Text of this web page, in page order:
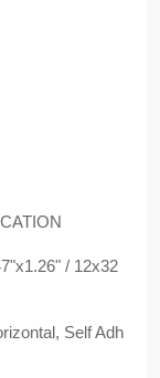
/ 12x32
Self Adh